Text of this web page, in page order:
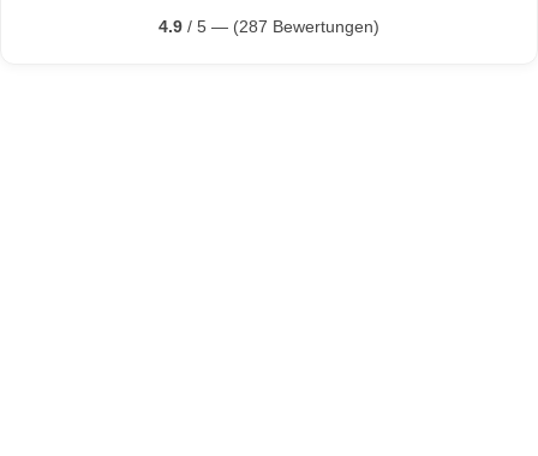
4.9 / 5 — (287 Bewertungen)